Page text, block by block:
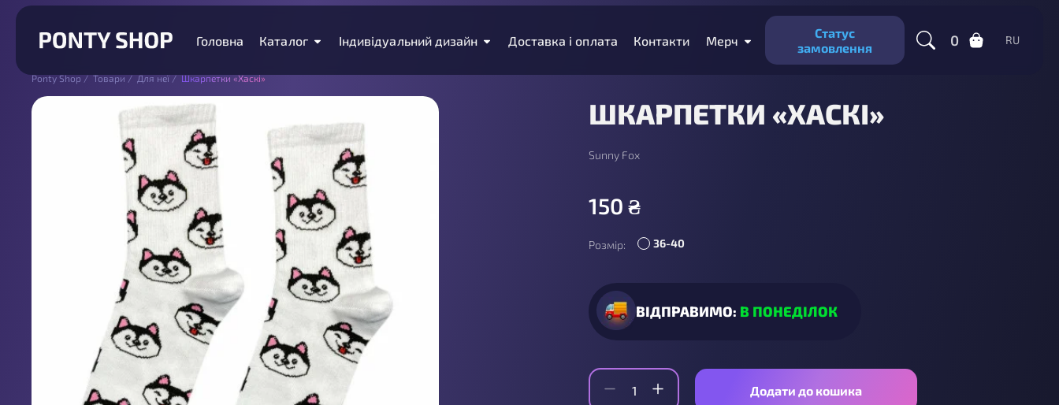
Головна Каталог Індивідуальний дизайн Доставка і оплата Контакти Мерч
Статус
замовлення
0 RU
Ponty Shop/Товари/Для неї/Шкарпетки «Хаскі»
ШКАРПЕТКИ «ХАСКІ»
Sunny Fox
150 ₴
Розмір: 36-40
ВІДПРАВИМО: В ПОНЕДІЛОК
Додати до кошика